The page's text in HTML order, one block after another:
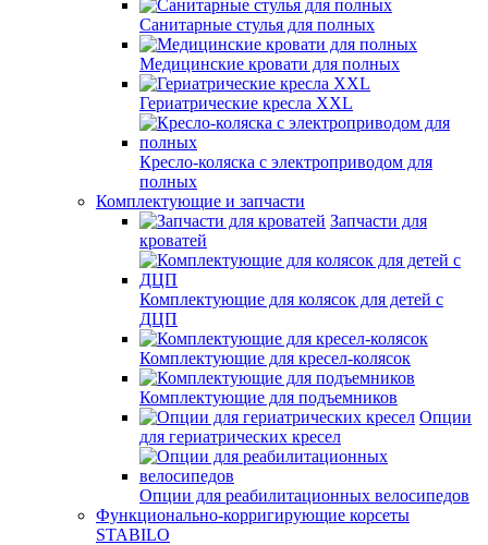
Санитарные стулья для полных
Медицинские кровати для полных
Гериатрические кресла XXL
Кресло-коляска с электроприводом для
полных
Комплектующие и запчасти
Запчасти для
кроватей
Комплектующие для колясок для детей с
ДЦП
Комплектующие для кресел-колясок
Комплектующие для подъемников
Опции
для гериатрических кресел
Опции для реабилитационных велосипедов
Функционально-корригирующие корсеты
STABILO